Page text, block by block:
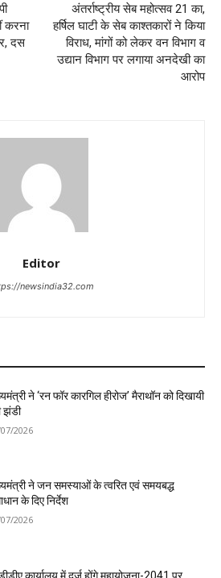
करना
दस
अंतर्राष्ट्रीय सेब महोत्सव 21 का,
हर्षिल घाटी के सेब काश्तकारों ने किया
विराध, मांगों को लेकर वन विभाग व
उद्यान विभाग पर लगाया अनदेखी का
आरोप
Editor
newsindia32.com
ने ‘रन फॉर कारगिल हीरोज’ मैराथॉन को दिखायी
झंडी
2026
ने जन समस्याओं के त्वरित एवं समयबद्ध
के दिए निर्देश
2026